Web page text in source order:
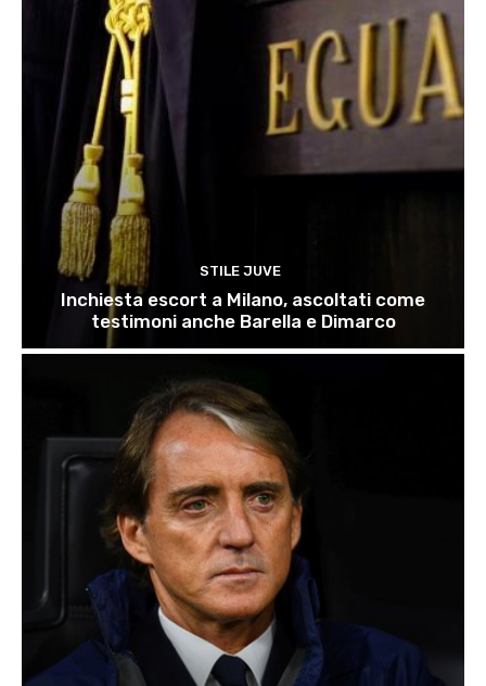
STILE JUVE
Inchiesta escort a Milano, ascoltati come
testimoni anche Barella e Dimarco